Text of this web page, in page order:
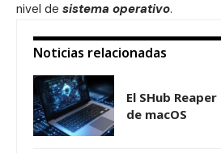
nivel de sistema operativo.
Noticias relacionadas
El SHub
de macOS